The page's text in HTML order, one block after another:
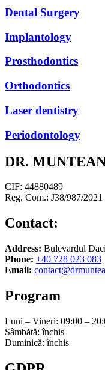
Dental Surgery
Implantology
Prosthodontics
Orthodontics
Laser dentistry
Periodontology
DR.
CIF: 44880489
Reg. Com.: J38/987/2021
Contact:
Address: Bulevardul
Phone: +40 728 023 083
Email:
Program
Luni – Vineri: 09:00 –
Sâmbătă: închis
Duminică: închis